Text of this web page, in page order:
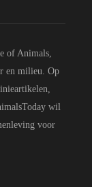
of Animals,
en milieu. Op
wil
voor